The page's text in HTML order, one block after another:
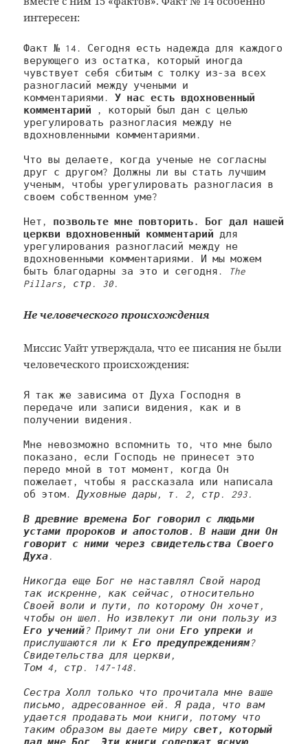
интересен:
Факт № 14. Сегодня есть надежда для каждого
верующего из остатка, который иногда
чувствует себя сбитым с толку из-за всех
разногласий между учеными и
комментариями. У нас есть вдохновенный
комментарий , который был дан с целью
урегулировать разногласия между не
вдохновленными комментариями.
Что вы делаете, когда ученые не согласны
друг с другом? Должны ли вы стать лучшим
ученым, чтобы урегулировать разногласия в
своем собственном уме?
Нет, позвольте мне повторить. Бог дал нашей
церкви вдохновенный комментарий для
урегулирования разногласий между не
вдохновенными комментариями. И мы можем
быть благодарны за это и сегодня. The
Pillars, стр. 30.
Не человеческого происхождения
Миссис Уайт утверждала, что ее писания не были
человеческого происхождения:
Я так же зависима от Духа Господня в
передаче или записи видения, как и в
получении видения.
Мне невозможно вспомнить то, что мне было
показано, если Господь не принесет это
передо мной в тот момент, когда Он
пожелает, чтобы я рассказала или написала
об этом. Духовные дары, т. 2, стр. 293.
В древние времена Бог говорил с людьми
устами пророков и апостолов. В наши дни Он
говорит с ними через свидетельства Своего
Духа.
Никогда еще Бог не наставлял Свой народ
так искренне, как сейчас, относительно
Своей воли и пути, по которому Он хочет,
Его учений? Примут ли они Его упреки и
прислушаются ли к Его предупреждениям ?
Свидетельства для церкви,
Том 4, стр. 147-148.
Сестра Холл только что прочитала мне ваше
письмо, адресованное ей. Я рада, что вам
удается продавать мои книги, потому что
таким образом вы даете миру свет, который